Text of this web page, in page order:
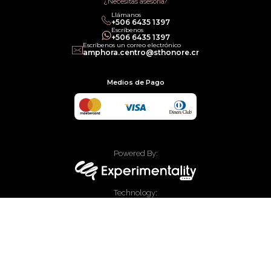
Llámanos
+506 6435 1397
Escríbenos
+506 6435 1397
Escríbenos un correo electrónico
amphora.centro@sthonore.cr
Medios de Pago
Powered By:
Technology: